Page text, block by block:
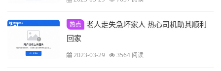
热点
老人走失急坏家人 热心司机助其顺利
回家
2023-03-29 3564 阅读